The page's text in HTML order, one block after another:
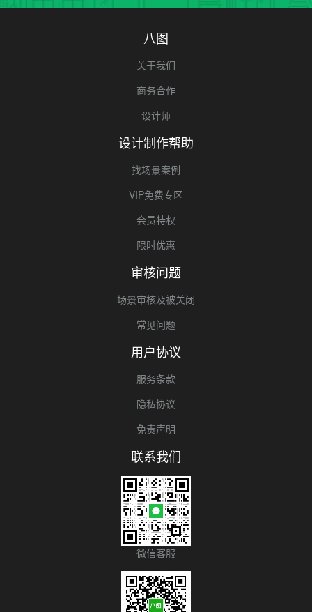
八图
关于我们
商务合作
设计师
设计制作帮助
找场景案例
VIP免费专区
会员特权
限时优惠
审核问题
场景审核及被关闭
常见问题
用户协议
服务条款
隐私协议
免责声明
联系我们
微信客服